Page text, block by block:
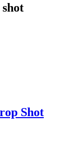
Shot